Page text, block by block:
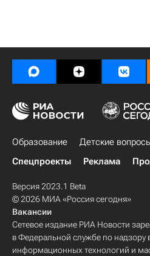
Образование Детские
Спецпроекты
Реклама
Версия 2023.1 Beta
© 2026 МИА «Россия сегодня»
Вакансии
Сетевое издание РИА Новости
в Федеральной службе по надзору
информационных технологий и